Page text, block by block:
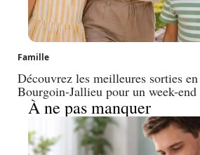
Famille
Découvrez les meilleures sorties
Bourgoin-Jallieu pour un week-
À ne pas manquer